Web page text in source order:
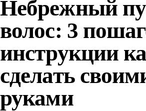
Небрежный
волос: 3
инструкции
сделать
руками